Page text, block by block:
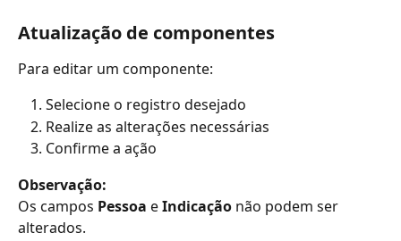
Atualização de componentes
Para editar um componente:
Selecione o registro desejado
Realize as alterações necessárias
Confirme a ação
Observação:
Os campos Pessoa e Indicação não podem ser
alterados.